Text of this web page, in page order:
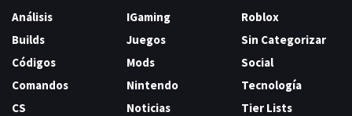
Análisis
Builds
Códigos
Comandos
CS
IGaming
Juegos
Mods
Nintendo
Noticias
Roblox
Sin Categorizar
Social
Tecnología
Tier Lists